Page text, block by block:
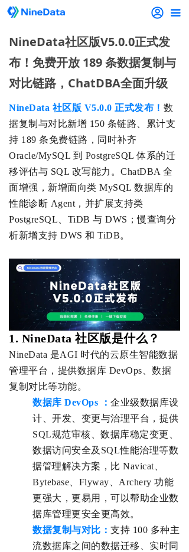
끀
NineData社区版V5.0.0正式发
布！免费开放 189 条数据复制与
对比链路，ChatDBA全面升级
NineData 社区版 V5.0.0 正式发布！ 数
据复制与对比新增 150 条链路、累计支
持 189 条免费链路，同时补齐
Oracle/MySQL 到 PostgreSQL 体系的迁
移评估与 SQL 改写能力。 ChatDBA 全
面增强，新增面向类 MySQL 数据库的
性能诊断 Agent，并扩展支持类
PostgreSQL、TiDB 与 DWS；慢查询分
析新增支持 DWS 和 TiDB。
1. NineData 社区版是什么？
NineData 是AGI 时代的云原生智能数据
管理平台，提供数据库 DevOps、数据
复制对比等功能。
数据库 DevOps ： 企业级数据库设
计、开发、变更与治理平台，提供
SQL规范审核、数据库稳定变更、
数据访问安全及SQL性能治理等数
据管理解决方案，比 Navicat、
Bytebase、Flyway、Archery 功能
更强大，更易用，可以帮助企业数
据库管理更安全更高效。
数据复制与对比： 支持 100 多种主
流数据库之间的数据迁移、实时同